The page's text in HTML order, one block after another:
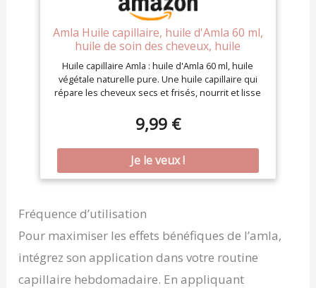
Amla Huile capillaire, huile d'Amla 60 ml,
huile de soin des cheveux, huile
végétale pure naturelle, réduit la perte
de cheveux pour une croissance saine
des cheveux, nourrit le cuir chevelu, les
Huile capillaire Amla : huile d'Amla 60 ml, huile
végétale naturelle pure. Une huile capillaire qui
répare les cheveux secs et frisés, nourrit et lisse
souples et retrouvent leur aspect sain et fort
Ingrédients végétaux naturels : notre huile pour
cheveux de groseille indienne est fabriquée à
partir d'extraits de plantes purement naturels, elle
renforce vos cheveux de l'intérieur, favorise la
croissance fraîche et combat les grises
perte de cheveux : l'huile pour cheveux Amla
cheveux de la racine à la pointe, l'huile d'Amla
traite les fourches et les cheveux longs lisses,
réduit la perte de cheveux et la casse des
cheveux Favorise la croissance saine des cheveux
9,99 €
Fréquence d’utilisation
Pour maximiser les effets bénéfiques de l’amla,
intégrez son application dans votre routine
capillaire hebdomadaire. En appliquant